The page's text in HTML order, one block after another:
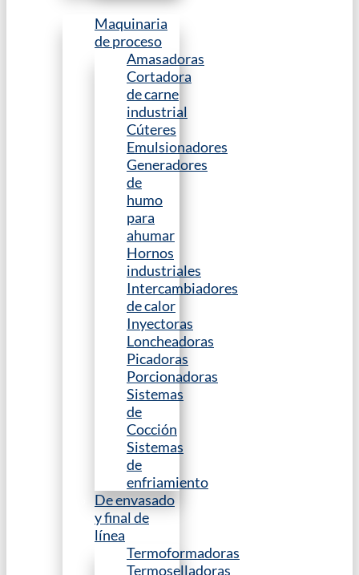
Maquinaria
de proceso
Amasadoras
Cortadora
de carne
industrial
Cúteres
Emulsionadores
Generadores
de
humo
para
ahumar
Hornos
industriales
Intercambiadores
de calor
Inyectoras
Loncheadoras
Picadoras
Porcionadoras
Sistemas
de
Cocción
Sistemas
de
enfriamiento
De envasado
y final de
línea
Termoformadoras
Termoselladoras